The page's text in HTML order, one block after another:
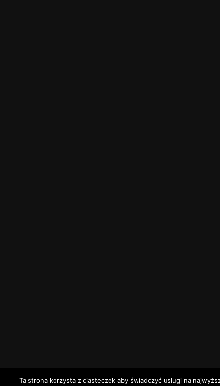
Ta strona korzysta z ciasteczek aby świadczyć usługi na